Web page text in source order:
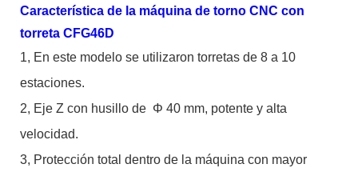
Característica de la máquina de torno CNC con
torreta CFG46D
1, En este modelo se utilizaron torretas de 8 a 10
estaciones.
2, Eje Z con husillo de Φ 40 mm, potente y alta
velocidad.
3, Protección total dentro de la máquina con mayor